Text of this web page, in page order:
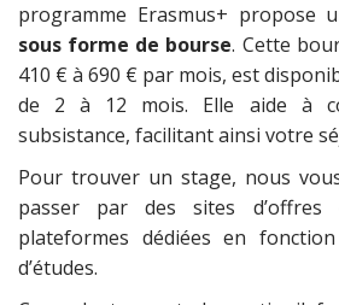
programme Erasmus+ propose
sous forme de bourse. Cette
410 € à 690 € par mois, est
de 2 à 12 mois. Elle aide à
subsistance, facilitant ainsi votre
Pour trouver un stage, nous
passer par des sites d’offres
plateformes dédiées en
d’études.